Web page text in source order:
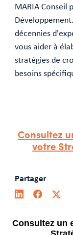
MARIA Conseil
décennies
vous aider à
stratégies de
besoins
Consultez
votre
Partager